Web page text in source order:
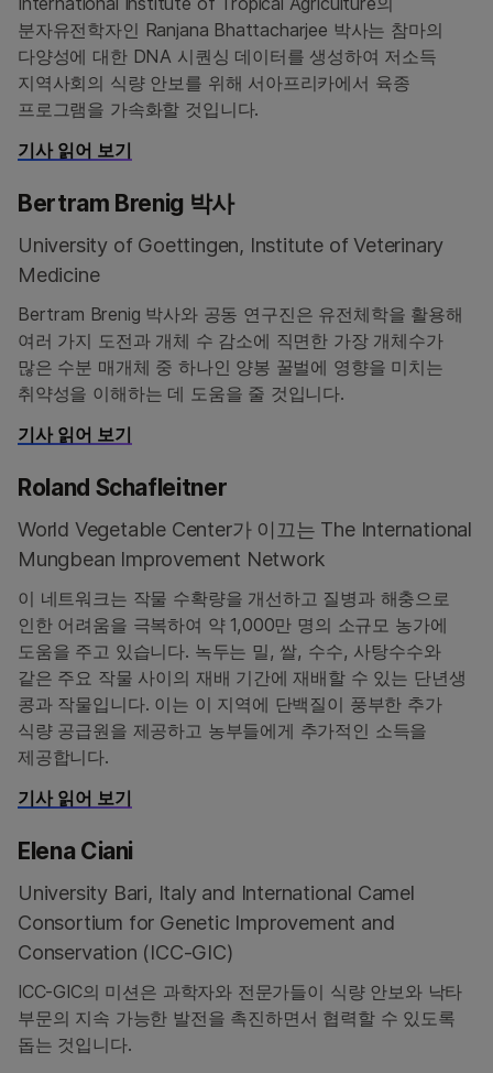
분자유전학자인 Ranjana Bhattacharjee 박사는 참마의
다양성에 대한 DNA 시퀀싱 데이터를 생성하여 저소득
지역사회의 식량 안보를 위해 서아프리카에서 육종
프로그램을 가속화할 것입니다.
기사 읽어 보기
Bertram Brenig 박사
University of Goettingen, Institute of Veterinary
Medicine
Bertram Brenig 박사와 공동 연구진은 유전체학을 활용해
여러 가지 도전과 개체 수 감소에 직면한 가장 개체수가
많은 수분 매개체 중 하나인 양봉 꿀벌에 영향을 미치는
취약성을 이해하는 데 도움을 줄 것입니다.
기사 읽어 보기
Roland Schafleitner
World Vegetable Center가 이끄는 The International
Mungbean Improvement Network
이 네트워크는 작물 수확량을 개선하고 질병과 해충으로
인한 어려움을 극복하여 약 1,000만 명의 소규모 농가에
도움을 주고 있습니다. 녹두는 밀, 쌀, 수수, 사탕수수와
같은 주요 작물 사이의 재배 기간에 재배할 수 있는 단년생
콩과 작물입니다. 이는 이 지역에 단백질이 풍부한 추가
식량 공급원을 제공하고 농부들에게 추가적인 소득을
제공합니다.
기사 읽어 보기
Elena Ciani
University Bari, Italy and International Camel
Consortium for Genetic Improvement and
Conservation (ICC-GIC)
ICC-GIC의 미션은 과학자와 전문가들이 식량 안보와 낙타
부문의 지속 가능한 발전을 촉진하면서 협력할 수 있도록
돕는 것입니다.